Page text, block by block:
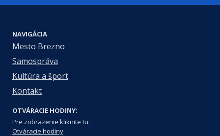
NAVIGÁCIA
Mesto Brezno
Samospráva
Kultúra a šport
Kontakt
OTVÁRACIE HODINY:
Pre zobrazenie kliknite tu:
Otváracie hodiny